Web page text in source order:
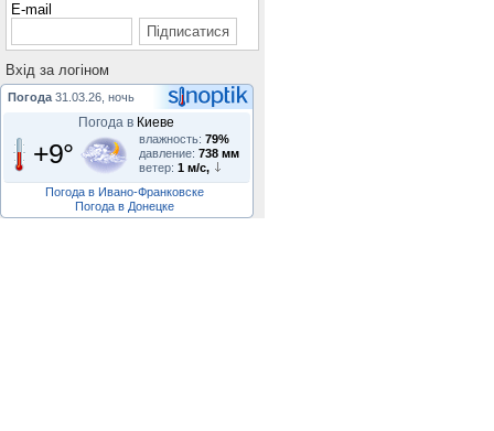
E-mail
Вхiд за логiном
Погода 31.03.26, ночь
Погода в Киеве
+9° влажность: 79%
давление: 738 мм
ветер: 1 м/с,
Погода в Ивано-Франковске
Погода в Донецке